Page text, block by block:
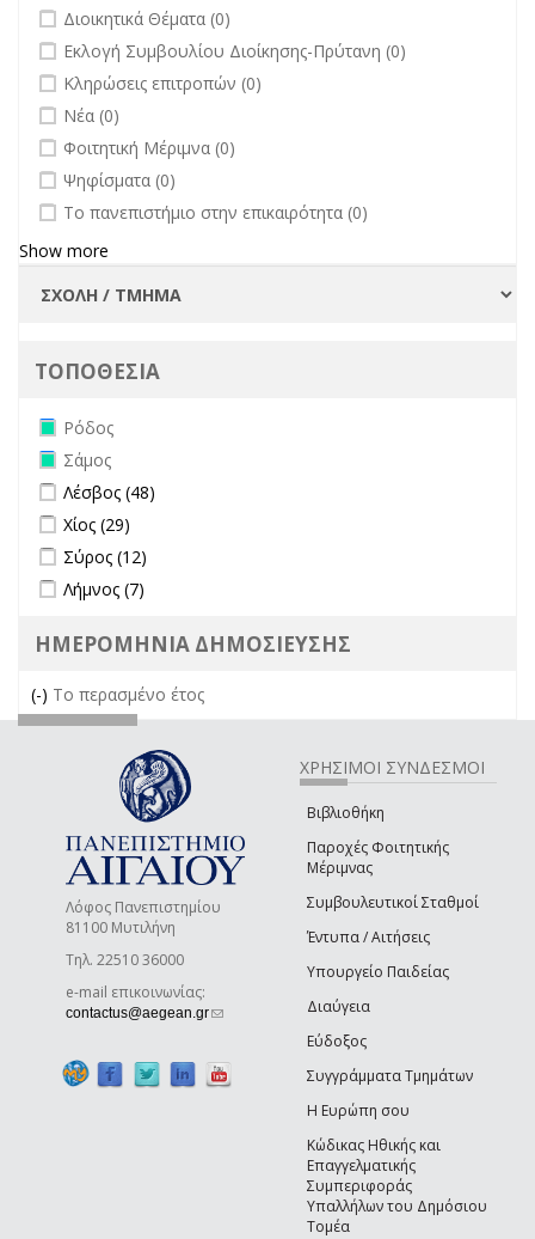
undefined
Διοικητικά Θέματα (0)
undefined
Εκλογή Συμβουλίου Διοίκησης-Πρύτανη (0)
undefined
Κληρώσεις επιτροπών (0)
undefined
Νέα (0)
undefined
Φοιτητική Μέριμνα (0)
undefined
Ψηφίσματα (0)
undefined
Το πανεπιστήμιο στην επικαιρότητα (0)
Show more
ΤΟΠΟΘΕΣΙΑ
Remove Ρόδος filter
Ρόδος
Remove Σάμος filter
Σάμος
Apply Λέσβος filter
Λέσβος (48)
Apply Χίος filter
Χίος (29)
Apply Σύρος filter
Σύρος (12)
Apply Λήμνος filter
Λήμνος (7)
ΗΜΕΡΟΜΗΝΙΑ ΔΗΜΟΣΙΕΥΣΗΣ
(-) Remove Το περασμένο έτος filter
Το περασμένο έτος
Λόφος Πανεπιστημίου
81100 Μυτιλήνη
Τηλ. 22510 36000
e-mail επικοινωνίας:
contactus@aegean.gr(link sends e-mail)
ΧΡΗΣΙΜΟΙ ΣΥΝΔΕΣΜΟΙ
Βιβλιοθήκη
Παροχές Φοιτητικής
Μέριμνας
Συμβουλευτικοί Σταθμοί
Έντυπα / Αιτήσεις
Υπουργείο Παιδείας
Διαύγεια
Εύδοξος
Συγγράμματα Τμημάτων
Η Ευρώπη σου
Κώδικας Ηθικής και
Επαγγελματικής
Συμπεριφοράς
Υπαλλήλων του Δημόσιου
Τομέα